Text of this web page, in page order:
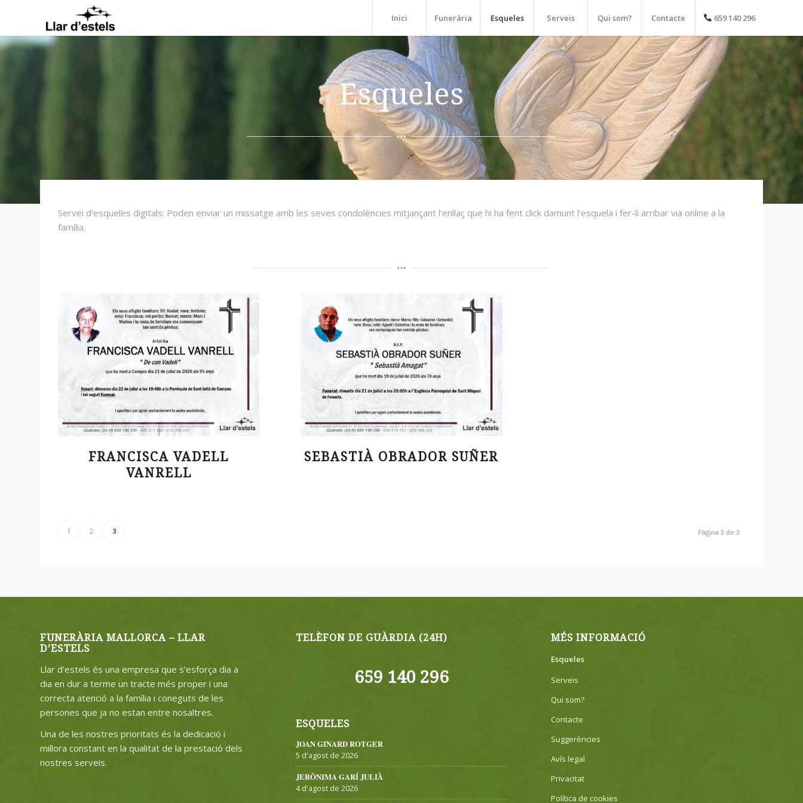
Inici Funerària Esqueles Serveis Qui som? Contacte 659 140 296
Esqueles
Servei d’esqueles digitals: Poden enviar un missatge amb les seves condolències mitjançant l’enllaç que hi ha fent click damunt l’esquela i fer-li arribar via online a la
família.
FRANCISCA VADELL
VANRELL
SEBASTIÀ OBRADOR SUÑER
Pàgina 3 de 3
1 2 3
FUNERÀRIA MALLORCA – LLAR
D’ESTELS
Llar d’estels és una empresa que s’esforça dia a
dia en dur a terme un tracte més proper i una
correcta atenció a la família i coneguts de les
persones que ja no estan entre nosaltres.
Una de les nostres prioritats és la dedicació i
millora constant en la qualitat de la prestació dels
nostres serveis.
TELÈFON DE GUÀRDIA (24H)
659 140 296
ESQUELES
JOAN GINARD ROTGER
5 d'agost de 2026
JERÒNIMA GARÍ JULIÀ
4 d'agost de 2026
MÉS INFORMACIÓ
Esqueles
Serveis
Qui som?
Contacte
Suggerències
Avís legal
Privacitat
Política de cookies